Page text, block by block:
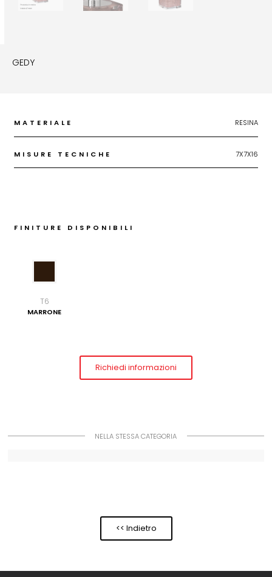
GEDY
MATERIALE RESINA
MISURE TECNICHE 7X7X16
FINITURE DISPONIBILI
T6
MARRONE
Richiedi informazioni
NELLA STESSA CATEGORIA
<< Indietro